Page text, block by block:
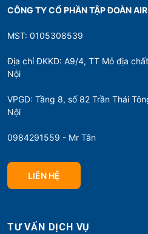
CÔNG TY CỔ PHẦN TẬP ĐOÀN
MST: 0105308539
Địa chỉ ĐKKD: A9/4, TT Mỏ địa
Nội
VPGD: Tầng 8, số 82 Trần Thái
Nội
0984291559 - Mr Tân
LIÊN HỆ
TƯ VẤN DỊCH VỤ